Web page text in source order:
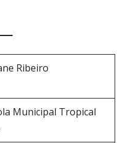
Ribeiro
Municipal Tropical